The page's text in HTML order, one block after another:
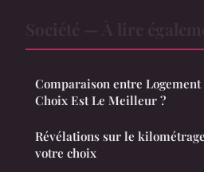
Comparaison entre
Choix Est Le Meilleur ?
Révélations sur le
votre choix